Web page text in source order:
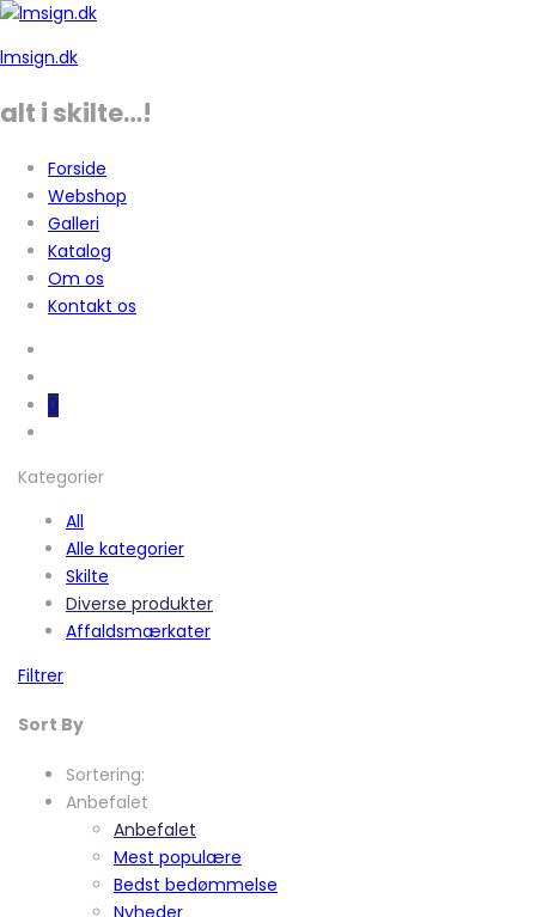
lmsign.dk
alt i skilte…!
Forside
Webshop
Galleri
Katalog
Om os
Kontakt os
0
Kategorier
All
Alle kategorier
Skilte
Diverse produkter
Affaldsmærkater
Filtrer
Sort By
Sortering:
Anbefalet
Anbefalet
Mest populære
Bedst bedømmelse